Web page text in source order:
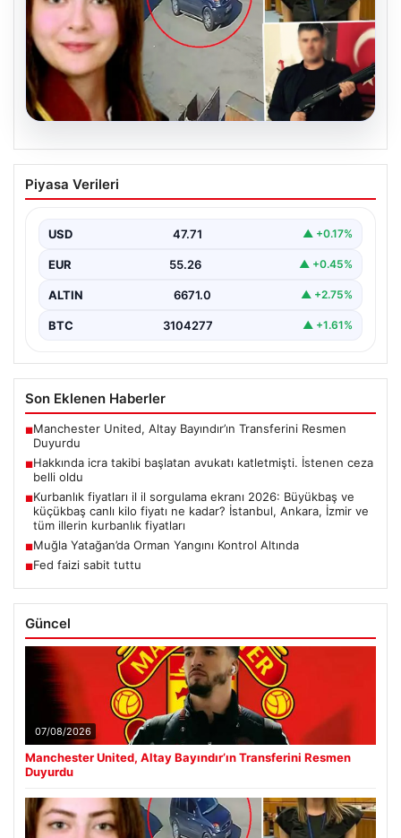
Hakkında icra takibi başlatan avukatı
katletmişti. İstenen ceza belli oldu
İlgili Detaylar Gün Saydı”, “content”: “ Bursa’nın…
Piyasa Verileri
USD 47.71 ▲ +0.17%
EUR 55.26 ▲ +0.45%
ALTIN 6671.0 ▲ +2.75%
BTC 3104277 ▲ +1.61%
Son Eklenen Haberler
■Manchester United, Altay Bayındır’ın Transferini Resmen
Duyurdu
■Hakkında icra takibi başlatan avukatı katletmişti. İstenen ceza
belli oldu
■Kurbanlık fiyatları il il sorgulama ekranı 2026: Büyükbaş ve
küçükbaş canlı kilo fiyatı ne kadar? İstanbul, Ankara, İzmir ve
tüm illerin kurbanlık fiyatları
■Muğla Yatağan’da Orman Yangını Kontrol Altında
■Fed faizi sabit tuttu
Güncel
07/08/2026
Manchester United, Altay Bayındır’ın Transferini Resmen
Duyurdu